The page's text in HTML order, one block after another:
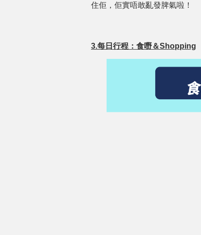
住佢，佢實唔敢亂發脾氣啦！
3.每日行程：食嘢＆Shopping